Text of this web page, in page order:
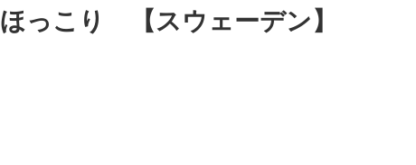
ほっこり 【スウェーデン】